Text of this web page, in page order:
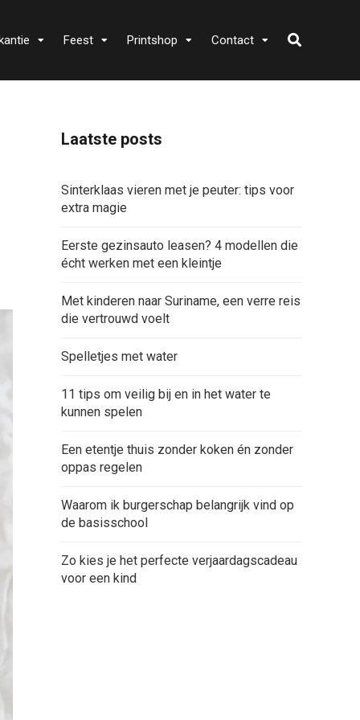
Feest Printshop Contact
Laatste posts
Sinterklaas vieren met je peuter: tips voor
extra magie
Eerste gezinsauto leasen? 4 modellen die
écht werken met een kleintje
Met kinderen naar Suriname, een verre reis
die vertrouwd voelt
Spelletjes met water
11 tips om veilig bij en in het water te
kunnen spelen
Een etentje thuis zonder koken én zonder
oppas regelen
Waarom ik burgerschap belangrijk vind op
de basisschool
Zo kies je het perfecte verjaardagscadeau
voor een kind